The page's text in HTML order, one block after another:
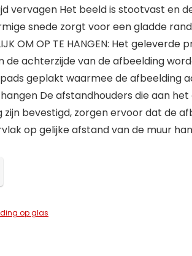
vervagen Het beeld is stootvast en
snede zorgt voor een gladde
OM OP TE HANGEN: Het
de achterzijde van de afbeelding
geplakt waarmee de afbeelding
De afstandhouders die aan
zijn bevestigd, zorgen ervoor dat de
op gelijke afstand van de muur
op glas